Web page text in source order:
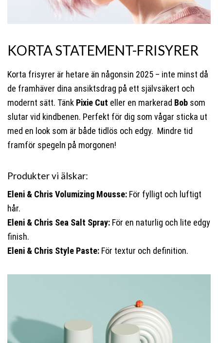
KORTA STATEMENT-FRISYRER
Korta frisyrer är hetare än någonsin 2025 – inte minst då
de framhäver dina ansiktsdrag på ett självsäkert och
modernt sätt. Tänk Pixie Cut eller en markerad Bob som
slutar vid kindbenen. Perfekt för dig som vågar sticka ut
med en look som är både tidlös och edgy. Mindre tid
framför spegeln på morgonen!
Produkter vi älskar:
Eleni & Chris Volumizing Mousse: För fylligt och luftigt
hår.
Eleni & Chris Sea Salt Spray: För en naturlig och lite edgy
finish.
Eleni & Chris Style Paste: För textur och definition.